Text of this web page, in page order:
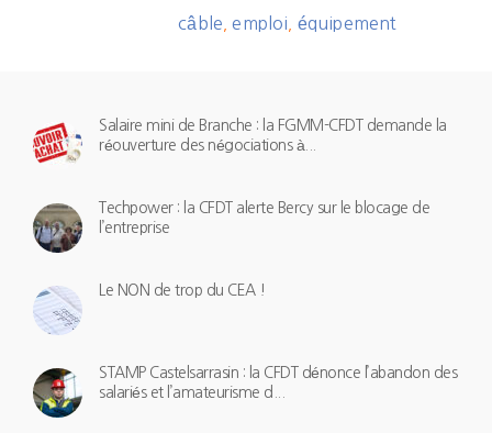
câble ,emploi équipement
Salaire mini de Branche : la FGMM-CFDT demande la
réouverture des négociations à...
Techpower : la CFDT alerte Bercy sur le blocage de
l’entreprise
Le NON de trop du CEA !
STAMP Castelsarrasin : la CFDT dénonce l’abandon des
salariés et l’amateurisme d...